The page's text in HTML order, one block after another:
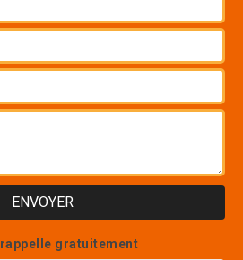
rappelle gratuitement